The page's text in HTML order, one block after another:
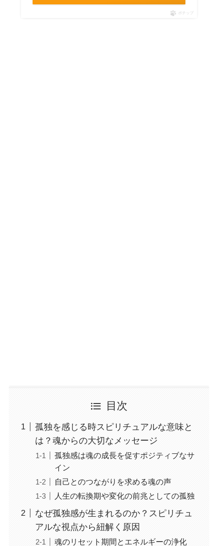
ポチップ
目次
孤独を感じる時スピリチュアルな意味と
は？魂からの大切なメッセージ
孤独感は魂の成長を促すポジティブなサ
イン
自己とのつながりを求める魂の声
人生の転換期や変化の前兆としての孤独
なぜ孤独感が生まれるのか？スピリチュ
アルな視点から紐解く原因
魂のリセット期間とエネルギーの浄化